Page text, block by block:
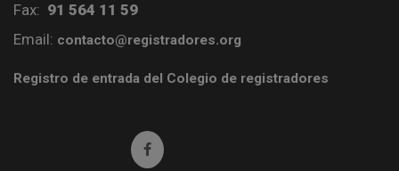
Fax: 91 564 11 59
Email: contacto@registradores.org
Registro de entrada del Colegio de registradores
Ir a facebook (abre en ventana nueva)